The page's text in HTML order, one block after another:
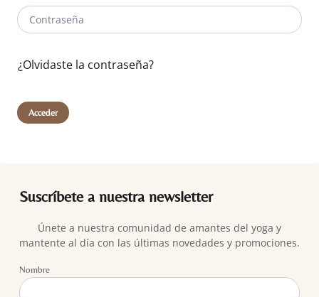
¿Olvidaste la contraseña?
Acceder
Suscríbete a nuestra newsletter
Únete a nuestra comunidad de amantes del yoga y
mantente al día con las últimas novedades y promociones.
Nombre